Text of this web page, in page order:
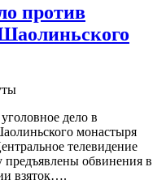
против
дело в
монастыря
телевидение
обвинения в
взяток….